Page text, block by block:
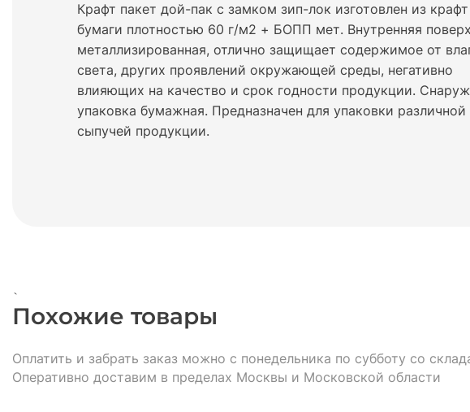
Крафт пакет дой-пак с замком зип-лок изготовлен из крафт
бумаги плотностью 60 г/м2 + БОПП мет. Внутренняя
металлизированная, отлично защищает содержимое от
света, других проявлений окружающей среды, негативно
влияющих на качество и срок годности продукции.
упаковка бумажная. Предназначен для упаковки различной
сыпучей продукции.
`
Похожие товары
Оплатить и забрать заказ можно с понедельника по субботу со
Оперативно доставим в пределах Москвы и Московской области